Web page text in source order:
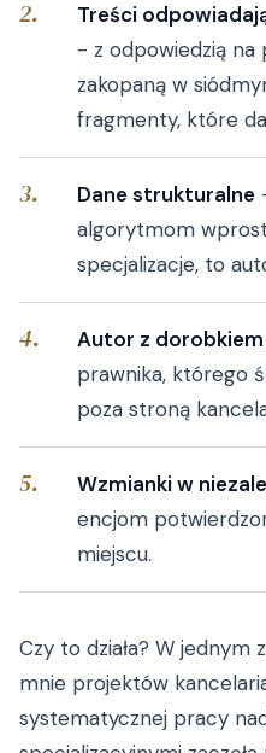
Treści
- z odpowiedzią na
zakopaną w
fragmenty, które
Dane strukturalne
algorytmom
specjalizacje, to
Autor z dorobkiem
prawnika, którego
poza stroną
Wzmianki w
encjom
miejscu.
Czy to działa? W
mnie projektów
systematycznej pracy